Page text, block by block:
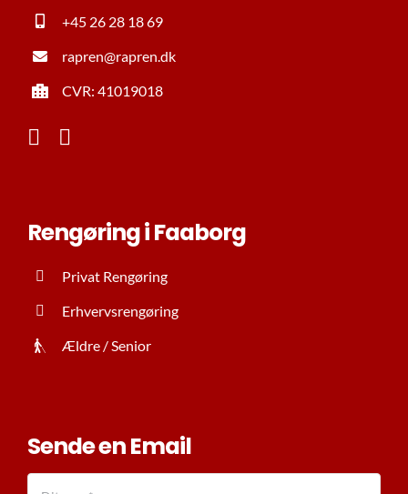
+45 26 28 18 69
rapren@rapren.dk
CVR: 41019018
Rengøring i Faaborg
Privat Rengøring
Erhvervsrengøring
Ældre / Senior
Sende en Email